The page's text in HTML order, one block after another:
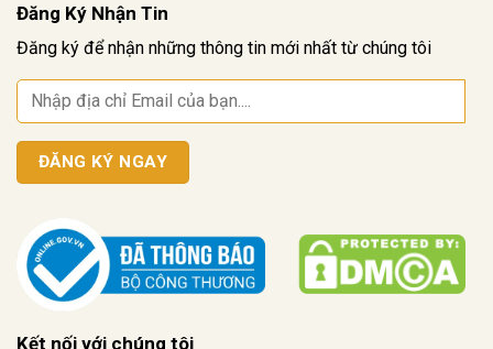
Đăng Ký Nhận Tin
Đăng ký để nhận những thông tin mới nhất từ chúng tôi
Kết nối với chúng tôi